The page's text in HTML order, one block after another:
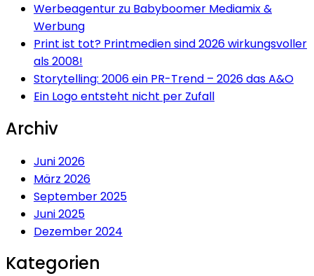
Werbeagentur zu Babyboomer Mediamix &
Werbung
Print ist tot? Printmedien sind 2026 wirkungsvoller
als2008!
Storytelling: 2006 ein PR-Trend – 2026 dasA&O
Ein Logoentsteht nicht per Zufall
Archiv
Juni 2026
März 2026
September 2025
Juni 2025
Dezember 2024
Kategorien